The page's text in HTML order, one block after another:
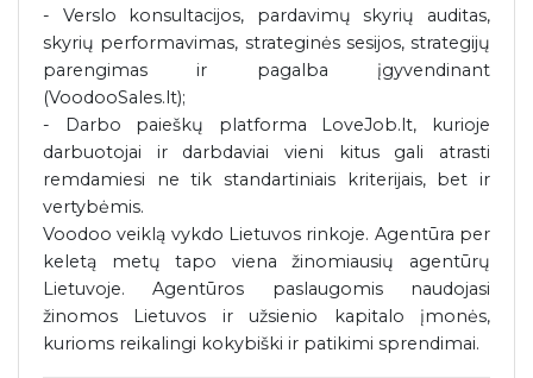
- Verslo konsultacijos, pardavimų skyrių auditas,
skyrių performavimas, strateginės sesijos, strategijų
parengimas ir pagalba įgyvendinant
(VoodooSales.lt);
- Darbo paieškų platforma LoveJob.lt, kurioje
darbuotojai ir darbdaviai vieni kitus gali atrasti
remdamiesi ne tik standartiniais kriterijais, bet ir
vertybėmis.
Voodoo veiklą vykdo Lietuvos rinkoje. Agentūra per
keletą metų tapo viena žinomiausių agentūrų
Lietuvoje. Agentūros paslaugomis naudojasi
žinomos Lietuvos ir užsienio kapitalo įmonės,
kurioms reikalingi kokybiški ir patikimi sprendimai.